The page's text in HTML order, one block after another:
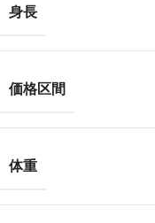
身長
価格区間
体重